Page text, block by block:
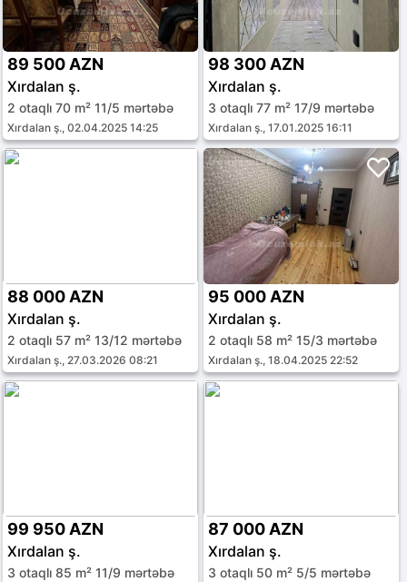
89 500 AZN
Xırdalan ş.
2 otaqlı 70 m² 11/5 mərtəbə
Xırdalan ş., 02.04.2025 14:25
98 300 AZN
Xırdalan ş.
3 otaqlı 77 m² 17/9 mərtəbə
Xırdalan ş., 17.01.2025 16:11
88 000 AZN
Xırdalan ş.
2 otaqlı 57 m² 13/12 mərtəbə
Xırdalan ş., 27.03.2026 08:21
95 000 AZN
Xırdalan ş.
2 otaqlı 58 m² 15/3 mərtəbə
Xırdalan ş., 18.04.2025 22:52
99 950 AZN
Xırdalan ş.
3 otaqlı 85 m² 11/9 mərtəbə
87 000 AZN
Xırdalan ş.
3 otaqlı 50 m² 5/5 mərtəbə